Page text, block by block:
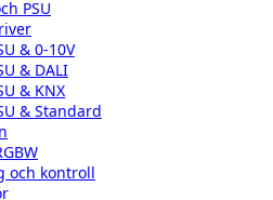
PSU
& 0-10V
& DALI
& KNX
& Standard
och kontroll